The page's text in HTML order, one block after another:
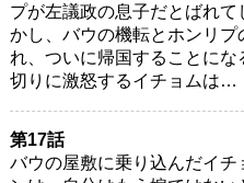
プが左議政の息子だとばれ
かし、バウの機転とホンリプ
れ、ついに帰国することに
切りに激怒するイチョムは…
第17話
バウの屋敷に乗り込んだイ